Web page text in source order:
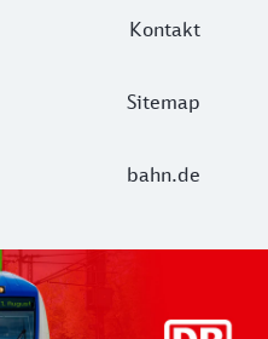
Kontakt
Sitemap
bahn.de
Start
DB Regio. Ziel ist ein